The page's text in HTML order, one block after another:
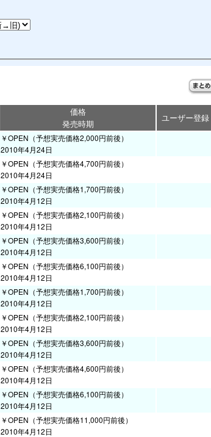
価格
発売時期
ユーザー登録
￥OPEN（予想実売価格2,000円前後）
2010年4月24日
￥OPEN（予想実売価格4,700円前後）
2010年4月24日
￥OPEN（予想実売価格1,700円前後）
2010年4月12日
￥OPEN（予想実売価格2,100円前後）
2010年4月12日
￥OPEN（予想実売価格3,600円前後）
2010年4月12日
￥OPEN（予想実売価格6,100円前後）
2010年4月12日
￥OPEN（予想実売価格1,700円前後）
2010年4月12日
￥OPEN（予想実売価格2,100円前後）
2010年4月12日
￥OPEN（予想実売価格3,600円前後）
2010年4月12日
￥OPEN（予想実売価格4,600円前後）
2010年4月12日
￥OPEN（予想実売価格6,100円前後）
2010年4月12日
￥OPEN（予想実売価格11,000円前後）
2010年4月12日